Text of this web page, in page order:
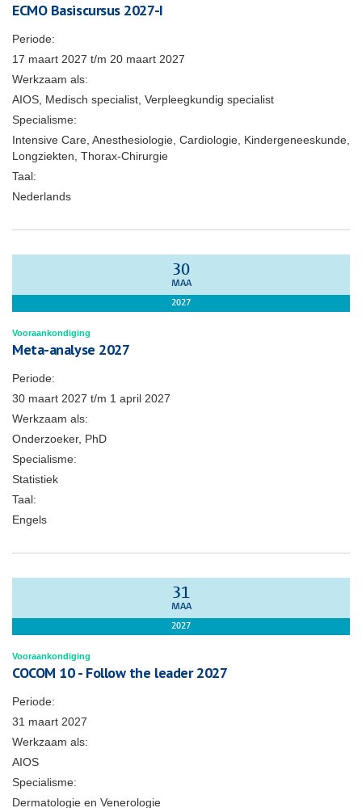
ECMO Basiscursus 2027-I
Periode:
17 maart 2027 t/m 20 maart 2027
Werkzaam als:
AIOS, Medisch specialist, Verpleegkundig specialist
Specialisme:
Intensive Care, Anesthesiologie, Cardiologie, Kindergeneeskunde,
Longziekten, Thorax-Chirurgie
Taal:
Nederlands
30
MAA
2027
Vooraankondiging
Meta-analyse 2027
Periode:
30 maart 2027 t/m 1 april 2027
Werkzaam als:
Onderzoeker, PhD
Specialisme:
Statistiek
Taal:
Engels
31
MAA
2027
Vooraankondiging
COCOM 10 - Follow the leader 2027
Periode:
31 maart 2027
Werkzaam als:
AIOS
Specialisme:
Dermatologie en Venerologie